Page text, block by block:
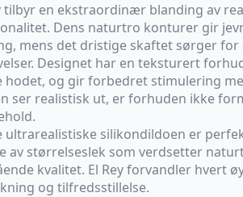
tilbyr en ekstraordinær blanding av
Dens naturtro konturer gir
mens det dristige skaftet sørger
Designet har en teksturert
hodet, og gir forbedret stimulering
ser realistisk ut, er forhuden ikke
ultrarealistiske silikondildoen er
av størrelseslek som verdsetter
kvalitet. El Rey forvandler hvert
og tilfredsstillelse.